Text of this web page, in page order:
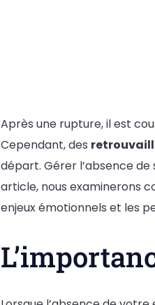
Après une rupture, il est
Cependant, des
départ. Gérer l’absence
article, nous examinerons
enjeux émotionnels et les